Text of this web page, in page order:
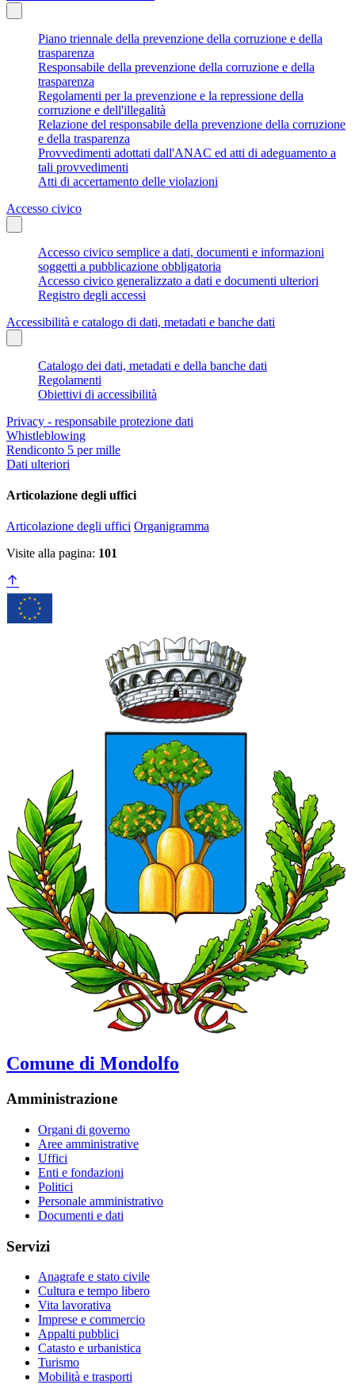
Piano triennale della prevenzione della corruzione e della
trasparenza
Responsabile della prevenzione della corruzione e della
trasparenza
Regolamenti per la prevenzione e la repressione della
corruzione e dell'illegalità
Relazione del responsabile della prevenzione della corruzione
e della trasparenza
Provvedimenti adottati dall'ANAC ed atti di adeguamento a
tali provvedimenti
Atti di accertamento delle violazioni
Accesso civico
Accesso civico semplice a dati, documenti e informazioni
soggetti a pubblicazione obbligatoria
Accesso civico generalizzato a dati e documenti ulteriori
Registro degli accessi
Accessibilità e catalogo di dati, metadati e banche dati
Catalogo dei dati, metadati e della banche dati
Regolamenti
Obiettivi di accessibilità
Privacy - responsabile protezione dati
Whistleblowing
Rendiconto 5 per mille
Dati ulteriori
Articolazione degli uffici
Articolazione degli uffici Organigramma
Visite alla pagina: 101
Comune di Mondolfo
Amministrazione
Organi di governo
Aree amministrative
Uffici
Enti e fondazioni
Politici
Personale amministrativo
Documenti e dati
Servizi
Anagrafe e stato civile
Cultura e tempo libero
Vita lavorativa
Imprese e commercio
Appalti pubblici
Catasto e urbanistica
Turismo
Mobilità e trasporti